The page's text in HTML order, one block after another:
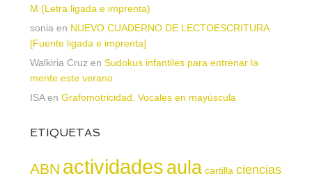
M (Letra ligada e imprenta)
soniaen NUEVO CUADERNO DE LECTOESCRITURA
[Fuente ligada e imprenta]
Walkiria Cruzen Sudokus infantiles para entrenar la
mente este verano
ISAen Grafomotricidad. Vocales en mayúscula
ETIQUETAS
ABN actividadesaula cartilla ciencias